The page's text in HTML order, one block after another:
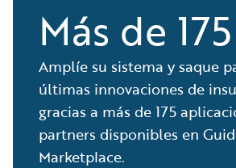
Más de 175
Amplíe su sistema y saque
últimas innovaciones de
gracias a más de 175
partners disponibles en
Marketplace.